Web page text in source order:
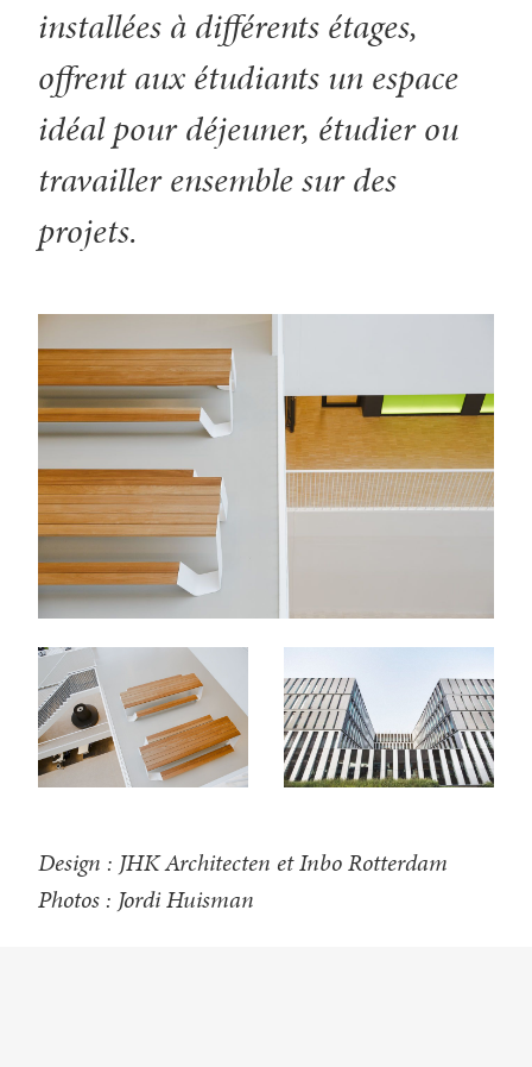
installées à différents étages,
offrent aux étudiants un espace
idéal pour déjeuner, étudier ou
travailler ensemble sur des
projets.
Design : JHK Architecten et Inbo Rotterdam
Photos : Jordi Huisman